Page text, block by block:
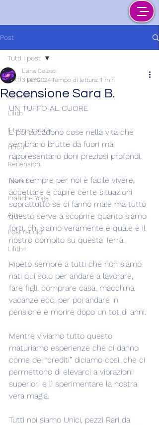
Post
Tutti i post
La Luna
Lilith
Il tema natale
I Libri
Recensioni
Transiti
Pratiche Yoga
Altro
Post+audio
Lilith+
Tutti i post
Recensione Sara B.
Liana Celesti
3 set 2024Tempo di lettura: 1 min
UN TUFFO AL CUORE
E poi accadono cose nella vita che
sembrano brutte da fuori ma
rappresentano doni preziosi profondi.
Non sempre per noi è facile vivere,
accettare e capire certe situazioni
soprattutto se ci fanno male ma tutto
questo serve a scoprire quanto siamo
forti, chi siamo veramente e quale è il
nostro compito su questa Terra.
Ripeto sempre a tutti che non siamo
nati qui solo per andare a lavorare,
fare figli, comprare casa, macchina,
vacanze ecc, per poi andare in
pensione e morire dopo un tot di anni.
Mentre viviamo tutto questo
maturiamo esperienze che ci danno
come dei “crediti” diciamo così, che ci
permettono di elevarci a vibrazioni
superiori e lì sperimentare la nostra
vera magia.
Tutti noi siamo Unici, pezzi Rari da